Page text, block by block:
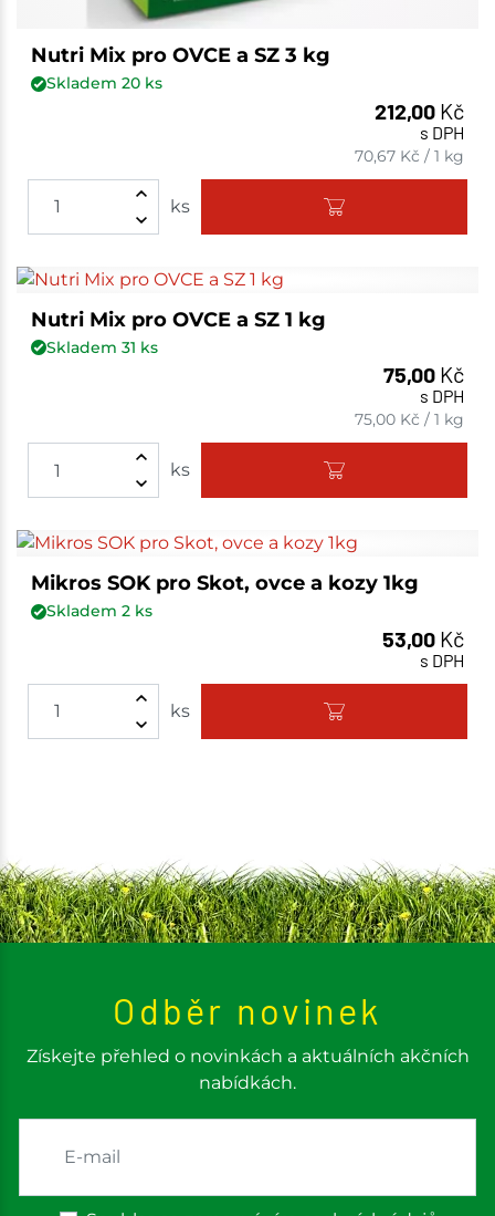
Nutri Mix pro OVCE a SZ 3 kg
Skladem 20ks
212,00 Kč
s DPH
70,67 Kč /1 kg
ks
Nutri Mix pro OVCE a SZ 1 kg
Skladem 31 ks
75,00 Kč
s DPH
75,00 Kč /1 kg
ks
Mikros SOK pro Skot, ovce a kozy 1kg
Skladem 2ks
53,00 Kč
s DPH
ks
Odběr novinek
Získejte přehled o novinkách a aktuálních akčních
nabídkách.